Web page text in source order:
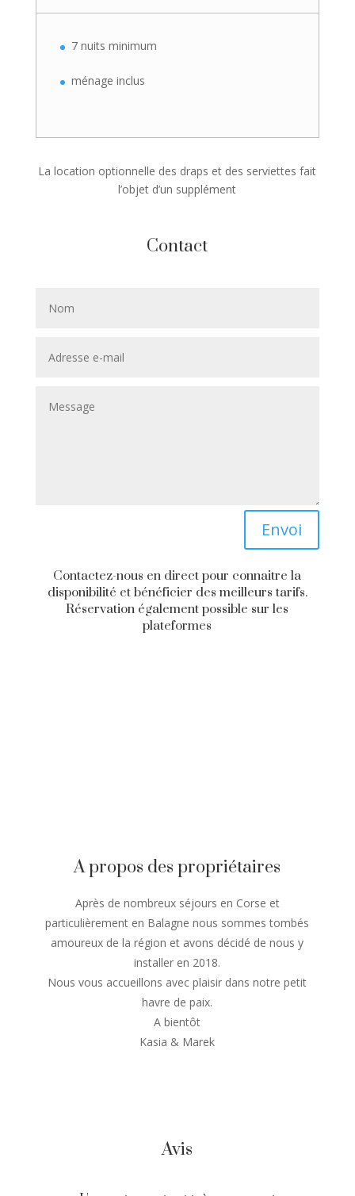
7 nuits minimum
ménage inclus
La location optionnelle des draps et des serviettes fait
l’objet d’un supplément
Contact
Envoi
Contactez-nous en direct pour connaitre la
disponibilité et bénéficier des meilleurs tarifs.
Réservation également possible sur les
plateformes
A propos des propriétaires
Après de nombreux séjours en Corse et
particulièrement en Balagne nous sommes tombés
amoureux de la région et avons décidé de nous y
installer en 2018.
Nous vous accueillons avec plaisir dans notre petit
havre de paix.
A bientôt
Kasia & Marek
Avis